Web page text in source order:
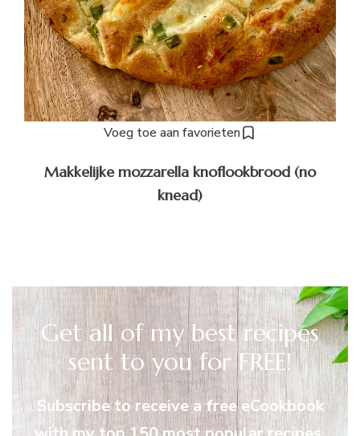
Voeg toe aan favorieten
Makkelijke mozzarella knoflookbrood (no
knead)
Get all of my best recipes
sent to you for FREE!
Subscribe to receive a free eCookbook